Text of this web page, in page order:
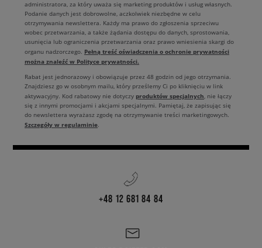
administratora, za który uważa się marketing produktów i usług własnych.
Podanie danych jest dobrowolne, aczkolwiek niezbędne w celu
otrzymywania newslettera. Każdy ma prawo do zgłoszenia sprzeciwu
wobec przetwarzania, a także żądania dostępu do danych, sprostowania,
usunięcia lub ograniczenia przetwarzania oraz prawo wniesienia skargi do
organu nadzorczego. Pełną treść oświadczenia o ochronie prywatności
można znaleźć w Polityce prywatności.
Rabat jest jednorazowy i obowiązuje przez 48 godzin od jego otrzymania.
Znajdziesz go w osobnym mailu, który prześlemy Ci po kliknięciu w link
aktywacyjny. Kod rabatowy nie dotyczy produktów specjalnych, nie łączy
się z innymi promocjami i akcjami specjalnymi. Pamiętaj, że zapisując się
do newslettera wyrażasz zgodę na otrzymywanie treści marketingowych.
Szczegóły w regulaminie.
+48 12 681 84 84